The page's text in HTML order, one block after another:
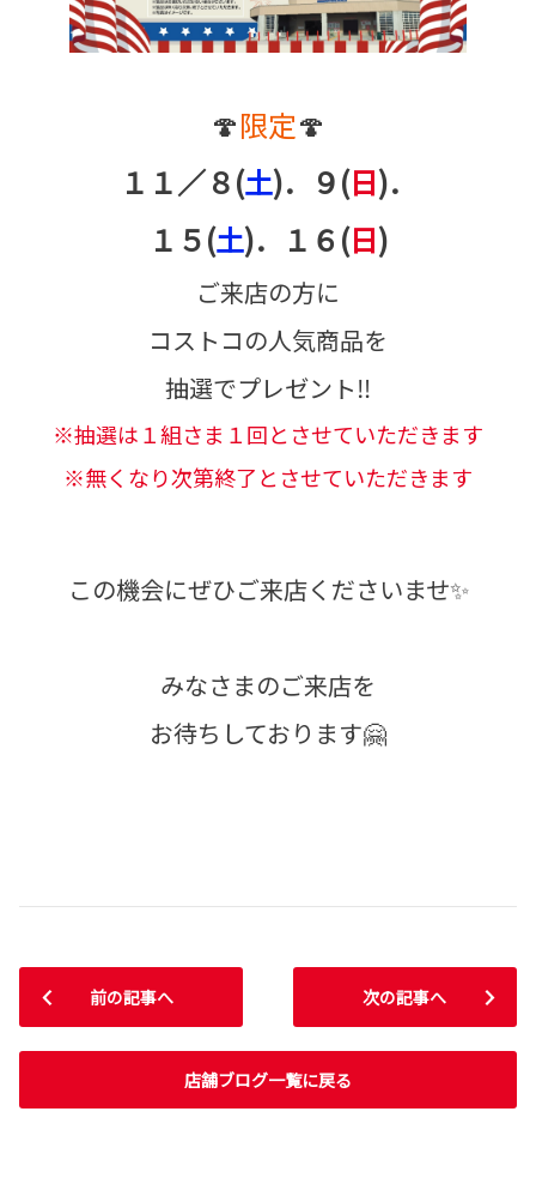
🍄限定🍄
１１／８(土)．９(日)．
１５(土)．１６(日)
ご来店の方に
コストコの人気商品を
抽選でプレゼント‼️
※抽選は１組さま１回とさせていただきます
※無くなり次第終了とさせていただきます
この機会にぜひご来店くださいませ✨
みなさまのご来店を
お待ちしております🤗
前の記事へ
店舗ブログ一覧に戻る
次の記事へ